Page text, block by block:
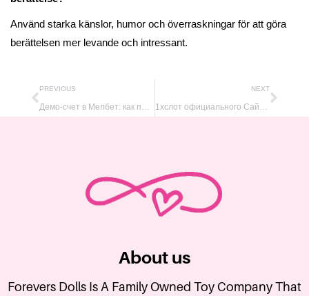
Använd starka känslor, humor och överraskningar för att göra
berättelsen mer levande och intressant.
PREVIOUS
Демо-счет в Мелбет: как проверить свои навыки без риска?
NEXT
1хслот официального Сайт Рабочее Зеркало
About us
Forevers Dolls Is A Family Owned Toy Company That